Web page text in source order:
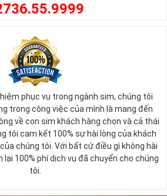
Ý nghĩa sim tứ quý 2
cân bằng, hài hòa của âm dương và đất
cho mọi việc đều thuận lợi và mang lại
sống và kinh doanh.
tốt, sự ổn định và tính hai mặt của
họ có được sự lựa chọn, để đưa ra
đắn nhắt.
phục vụ trong ngành sim, chúng tôi
trong công việc của mình là mang đến
về con sim khách hàng chọn và cả thái
tôi cam kết 100% sự hài lòng của khách
chúng tôi. Với bất cứ điều gì không hài
lại 100% phí dịch vụ đã chuyển cho chúng
tôi.